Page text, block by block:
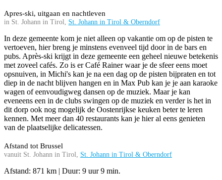
Apres-ski, uitgaan en nachtleven
in St. Johann in Tirol, St. Johann in Tirol & Oberndorf
In deze gemeente kom je niet alleen op vakantie om op de pisten te
vertoeven, hier breng je minstens evenveel tijd door in de bars en
pubs. Après-ski krijgt in deze gemeente een geheel nieuwe betekenis
met zoveel cafés. Zo is er Café Rainer waar je de sfeer eens moet
opsnuiven, in Michi's kan je na een dag op de pisten bijpraten en tot
diep in de nacht blijven hangen en in Max Pub kan je je aan karaoke
wagen of eenvoudigweg dansen op de muziek. Maar je kan
eveneens een in de clubs swingen op de muziek en verder is het in
dit dorp ook nog mogelijk de Oostenrijkse keuken beter te leren
kennen. Met meer dan 40 restaurants kan je hier al eens genieten
van de plaatselijke delicatessen.
Afstand tot Brussel
vanuit St. Johann in Tirol, St. Johann in Tirol & Oberndorf
Afstand: 871 km | Duur: 9 uur 9 min.